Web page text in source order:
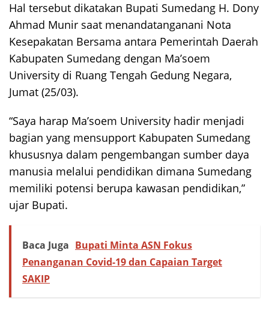
Hal tersebut dikatakan Bupati Sumedang H. Dony
Ahmad Munir saat menandatanganani Nota
Kesepakatan Bersama antara Pemerintah Daerah
Kabupaten Sumedang dengan Ma’soem
University di Ruang Tengah Gedung Negara,
Jumat (25/03).
“Saya harap Ma’soem University hadir menjadi
bagian yang mensupport Kabupaten Sumedang
khususnya dalam pengembangan sumber daya
manusia melalui pendidikan dimana Sumedang
memiliki potensi berupa kawasan pendidikan,”
ujar Bupati.
Baca Juga Bupati Minta ASN Fokus
Penanganan Covid-19 dan Capaian Target
SAKIP